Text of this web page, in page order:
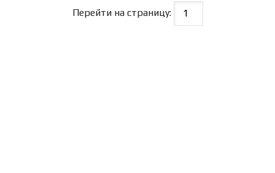
Перейти на страницу: